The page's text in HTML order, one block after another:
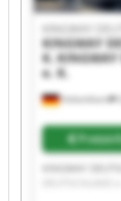
Hohenthann
KINGWAY
K. KINGWAY
e. K.
K. KINGWAY